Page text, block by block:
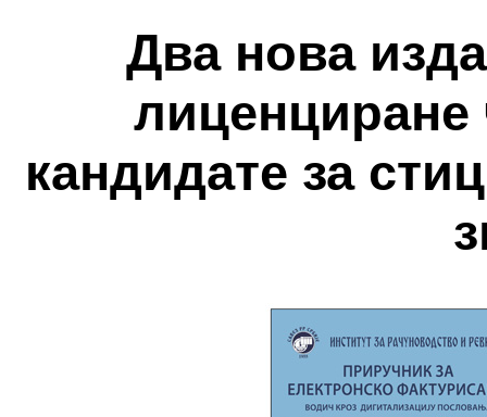
Два нова
лиценциране
кандидате за